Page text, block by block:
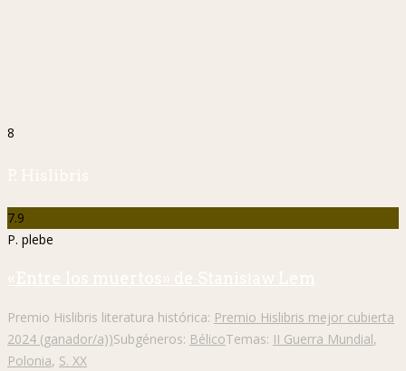
8
P. Hislibris
7.9
P. plebe
«Entre los muertos» de Stanisław Lem
Premio Hislibris literatura histórica: Premio Hislibris mejor cubierta
2024 (ganador/a))Subgéneros: BélicoTemas: II Guerra Mundial,
Polonia, S. XX